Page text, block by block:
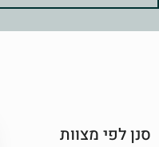
סנן לפי מצוות